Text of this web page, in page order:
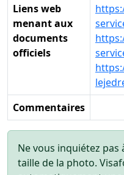
Liens web
menant aux
documents
officiels
Commentaires
Ne vous inquiétez pas
taille de la photo.